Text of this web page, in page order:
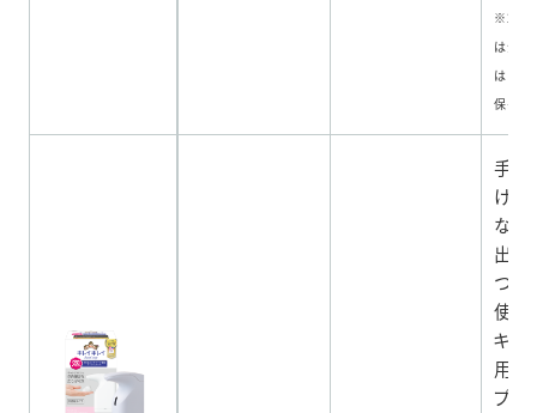
※2 抗
は全て
はあり
保って
手を
けで
なた
出て
つめ
使え
キレ
用泡
プ専